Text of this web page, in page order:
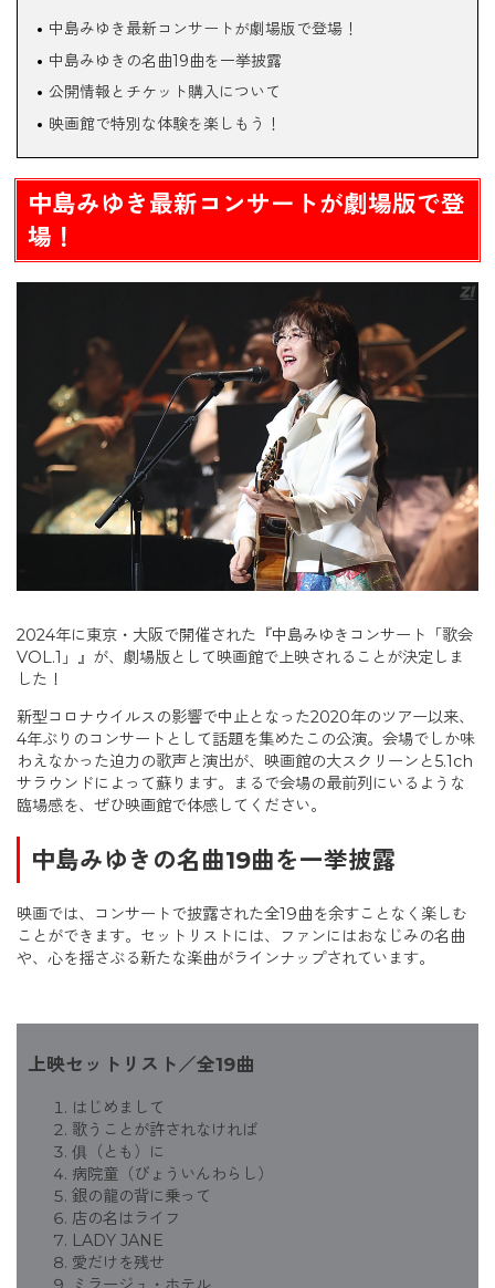
中島みゆき最新コンサートが劇場版で登場！
中島みゆきの名曲19曲を一挙披露
公開情報とチケット購入について
映画館で特別な体験を楽しもう！
中島みゆき最新コンサートが劇場版で登
場！
2024年に東京・大阪で開催された『中島みゆきコンサート「歌会
VOL.1」』が、劇場版として映画館で上映されることが決定しま
した！
新型コロナウイルスの影響で中止となった2020年のツアー以来、
4年ぶりのコンサートとして話題を集めたこの公演。会場でしか味
わえなかった迫力の歌声と演出が、映画館の大スクリーンと5.1ch
サラウンドによって蘇ります。まるで会場の最前列にいるような
臨場感を、ぜひ映画館で体感してください。
中島みゆきの名曲19曲を一挙披露
映画では、コンサートで披露された全19曲を余すことなく楽しむ
ことができます。セットリストには、ファンにはおなじみの名曲
や、心を揺さぶる新たな楽曲がラインナップされています。
上映セットリスト／全19曲
はじめまして
歌うことが許されなければ
俱（とも）に
病院童（びょういんわらし）
銀の龍の背に乗って
店の名はライフ
LADY JANE
愛だけを残せ